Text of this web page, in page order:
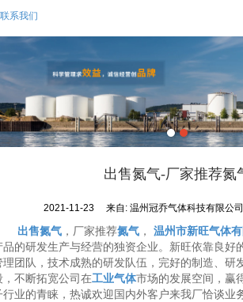
联系我们
出售氮气-厂家推荐氮
2021-11-23 来自:温州冠乔气体科技有限公司
出售氮气，厂家推荐氮气， 温州市新旺气体有
品的研发生产与经营的独资企业。新旺依靠良好
理团队，技术成熟的研发队伍，完好的制造、研
，不断拓宽公司在工业气体市场的发展空间，赢
行业的青睐，热诚欢迎国内外客户来我厂恰谈业